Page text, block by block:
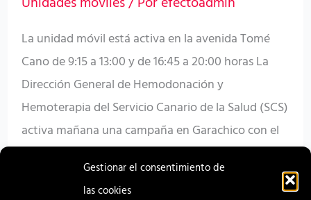
Gestionar el consentimiento de
las cookies
La unidad móvil está activa en la avenida Tomé
Cano de 9:15 a 13:00 y de 16:45 a 20:00 horas La
Dirección General de Hemodonación y
Hemoterapia del Servicio Canario de la Salud (SCS)
activa mañana una campaña en Garachico con el
ciudadanía y contribuir al mantenimiento de […]